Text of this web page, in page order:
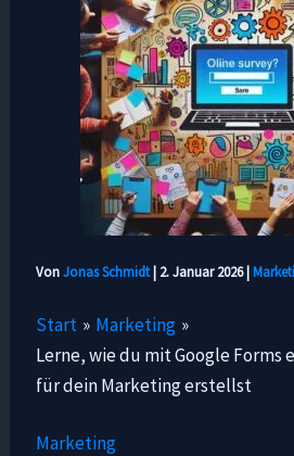
VonJonas Schmidt| 2. Januar 2026|
Start
Marketing
Lerne, wie du mit Google Forms
für dein Marketing erstellst
Marketing